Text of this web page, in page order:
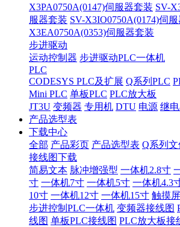
X3PA0750A(0147)伺服器套装 SV-
服器套装 SV-X3IO0750A(0174)伺
X3EA0750A(0353)伺服器套装
步进驱动
运动控制器 步进驱动PLC一体机
PLC
CODESYS PLC及扩展 Q系列PLC
Mini PLC 单板PLC PLC放大板
JT3U 变频器 专用机 DTU 电源 继
产品选型表
下载中心
全部 产品彩页 产品选型表 Q系列
接线图下载
简易文本 脉冲增强型 一体机2.8寸
寸 一体机7寸 一体机5寸 一体机4.3
10寸 一体机12寸 一体机15寸 触摸
步进控制PLC一体机 变频器接线图
线图 单板PLC接线图 PLC放大板接